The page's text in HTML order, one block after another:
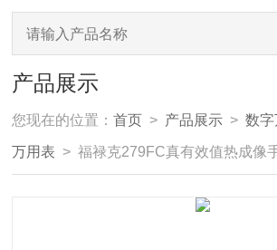
产品展示
您现在的位置：首页 > 产品展示 >数
万用表 > 福禄克279FC真有效值热成像